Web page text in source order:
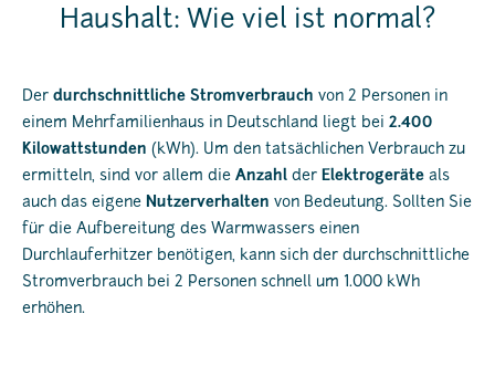
Haushalt: Wie viel ist normal?
Der durchschnittliche Stromverbrauch von 2 Personen in
einem Mehrfamilienhaus in Deutschland liegt bei 2.400
Kilowattstunden (kWh). Um den tatsächlichen Verbrauch zu
ermitteln, sind vor allem die Anzahl der Elektrogeräte als
auch das eigene Nutzerverhalten von Bedeutung. Sollten Sie
für die Aufbereitung des Warmwassers einen
Durchlauferhitzer benötigen, kann sich der durchschnittliche
Stromverbrauch bei 2 Personen schnell um 1.000 kWh
erhöhen.